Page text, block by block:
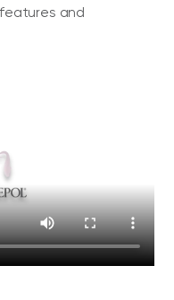
and